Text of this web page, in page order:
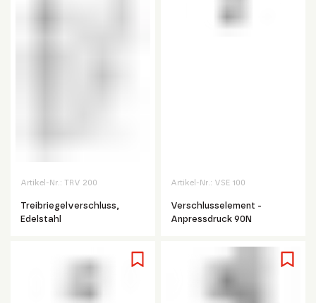
Artikel-Nr.: TRV 200
Treibriegelverschluss,
Edelstahl
Artikel-Nr.: VSE 100
Verschlusselement -
Anpressdruck 90N